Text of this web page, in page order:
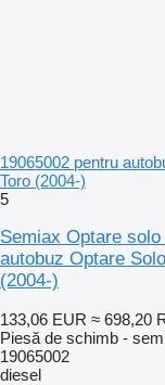
19065002 pentru
Toro (2004-)
5
Semiax Optare
autobuz Optare
(2004-)
133,06 EUR ≈ 698,20
Piesă de schimb -
19065002
diesel